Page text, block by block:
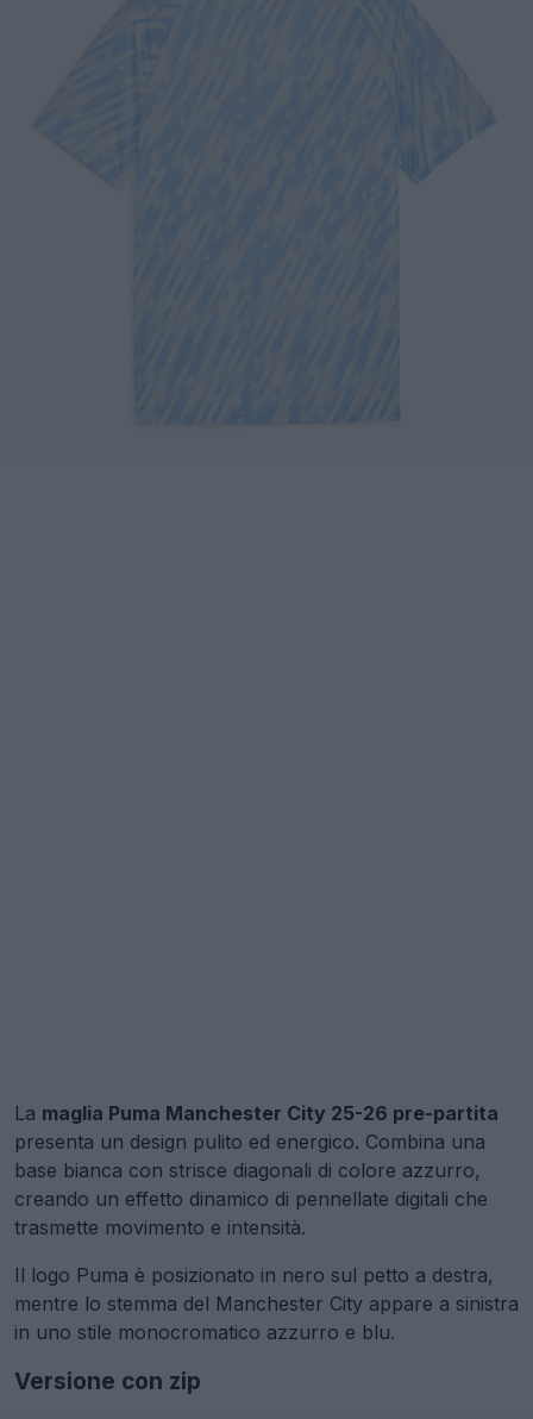
La maglia Puma Manchester City 25-26 pre-partita
presenta un design pulito ed energico. Combina una
base bianca con strisce diagonali di colore azzurro,
creando un effetto dinamico di pennellate digitali che
trasmette movimento e intensità.
Il logo Puma è posizionato in nero sul petto a destra,
mentre lo stemma del Manchester City appare a sinistra
in uno stile monocromatico azzurro e blu.
Versione con zip